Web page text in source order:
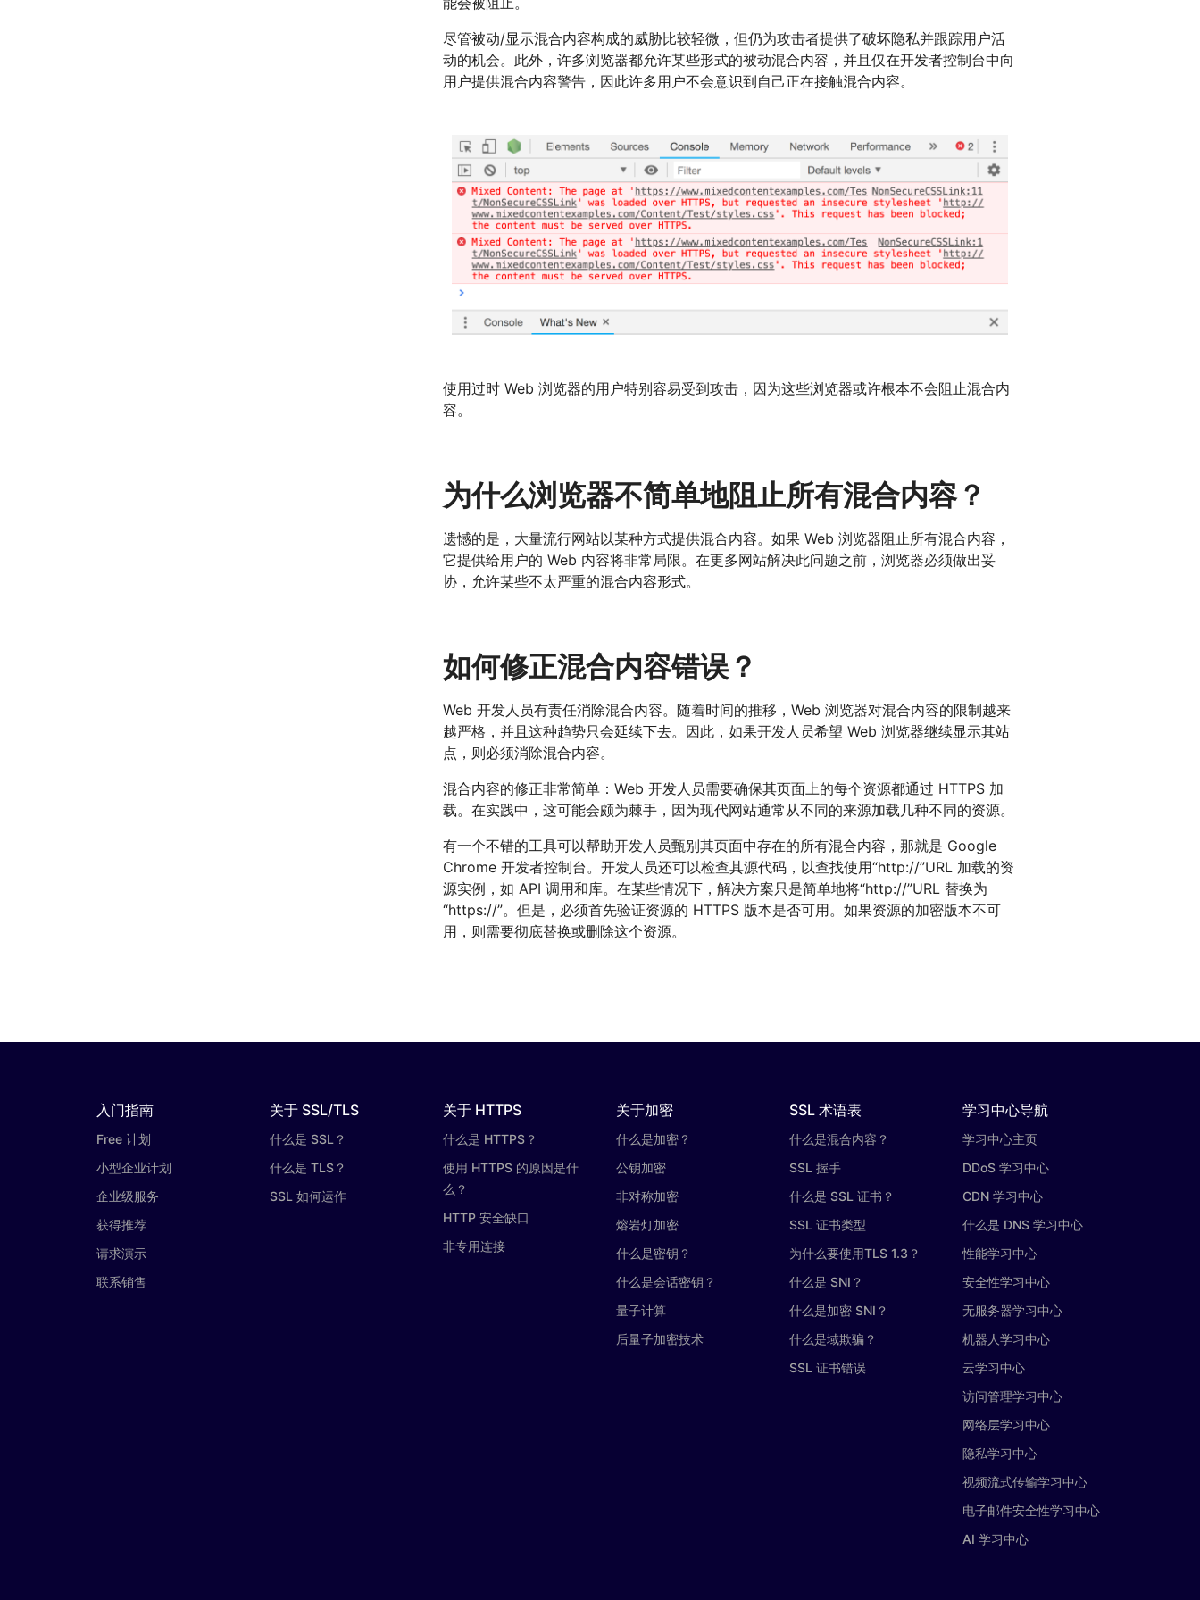
尽管被动/显示混合内容构成的威胁比较轻微，但仍为攻击者提供了破坏隐私并跟踪用户活
动的机会。此外，许多浏览器都允许某些形式的被动混合内容，并且仅在开发者控制台中向
用户提供混合内容警告，因此许多用户不会意识到自己正在接触混合内容。
使用过时 Web 浏览器的用户特别容易受到攻击，因为这些浏览器或许根本不会阻止混合内
容。
为什么浏览器不简单地阻止所有混合内容？
遗憾的是，大量流行网站以某种方式提供混合内容。如果 Web 浏览器阻止所有混合内容，
它提供给用户的 Web 内容将非常局限。在更多网站解决此问题之前，浏览器必须做出妥
协，允许某些不太严重的混合内容形式。
如何修正混合内容错误？
Web 开发人员有责任消除混合内容。随着时间的推移，Web 浏览器对混合内容的限制越来
越严格，并且这种趋势只会延续下去。因此，如果开发人员希望 Web 浏览器继续显示其站
点，则必须消除混合内容。
混合内容的修正非常简单：Web 开发人员需要确保其页面上的每个资源都通过 HTTPS 加
载。在实践中，这可能会颇为棘手，因为现代网站通常从不同的来源加载几种不同的资源。
有一个不错的工具可以帮助开发人员甄别其页面中存在的所有混合内容，那就是 Google
Chrome 开发者控制台。开发人员还可以检查其源代码，以查找使用“http://”URL 加载的资
源实例，如 API 调用和库。在某些情况下，解决方案只是简单地将“http://”URL 替换为
“https://”。但是，必须首先验证资源的 HTTPS 版本是否可用。如果资源的加密版本不可
用，则需要彻底替换或删除这个资源。
入门指南
Free 计划
小型企业计划
企业级服务
获得推荐
请求演示
联系销售
关于 SSL/TLS
什么是 SSL？
什么是 TLS？
SSL 如何运作
关于 HTTPS
什么是 HTTPS？
使用 HTTPS 的原因是什
么？
HTTP 安全缺口
非专用连接
关于加密
什么是加密？
公钥加密
非对称加密
熔岩灯加密
什么是密钥？
什么是会话密钥？
量子计算
后量子加密技术
SSL 术语表
什么是混合内容？
SSL 握手
什么是 SSL 证书？
SSL 证书类型
为什么要使用TLS 1.3？
什么是 SNI？
什么是加密 SNI？
什么是域欺骗？
SSL 证书错误
学习中心导航
学习中心主页
DDoS 学习中心
CDN 学习中心
什么是 DNS 学习中心
性能学习中心
安全性学习中心
无服务器学习中心
机器人学习中心
云学习中心
访问管理学习中心
网络层学习中心
隐私学习中心
视频流式传输学习中心
电子邮件安全性学习中心
AI 学习中心